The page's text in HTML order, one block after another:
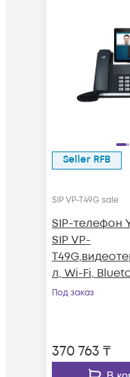
Seller RFB
SIP VP-T49G sale
SIP-телефон
SIP VP-
л, Wi-Fi,
HDMI, с
Под заказ
370 763 ₸